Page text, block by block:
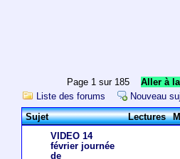
Page 1 sur 185Aller à
Liste des forums
Nouveau
Sujet
Lectures
VIDEO 14
février journée
de